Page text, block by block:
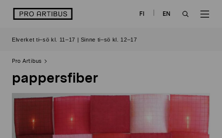
logo FI
EN
Elverket ti–sö kl. 11–17 | Sinne ti–sö kl. 12–17
Pro Artibus
pappersfiber